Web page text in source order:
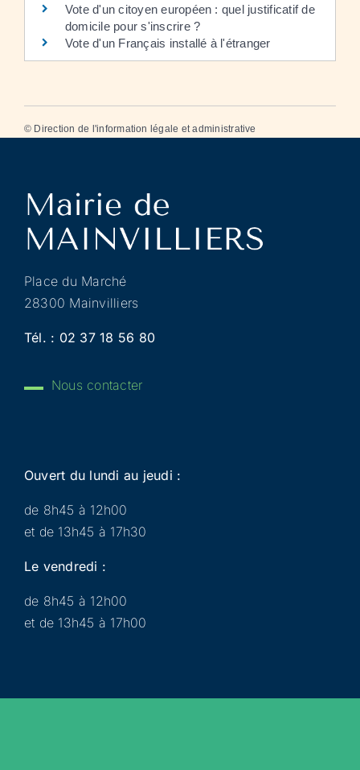
Vote d'un citoyen européen : quel justificatif de
domicile pour s'inscrire ?
Vote d'un Français installé à l'étranger
© Direction de l'information légale et administrative
Place du Marché
28300 Mainvilliers
Tél. : 02 37 18 56 80
Nous contacter
Ouvert du lundi au jeudi :
de 8h45 à 12h00
et de 13h45 à 17h30
Le vendredi :
de 8h45 à 12h00
et de 13h45 à 17h00